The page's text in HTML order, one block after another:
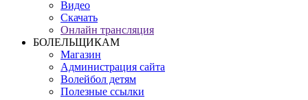
Видео
Скачать
Онлайн трансляция
БОЛЕЛЬЩИКАМ
Магазин
Администрация сайта
Волейбол детям
Полезные ссылки